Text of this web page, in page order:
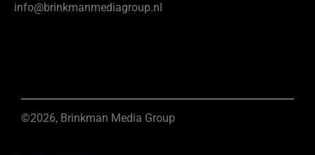
info@brinkmanmediagroup.nl
©2026, Brinkman Media Group